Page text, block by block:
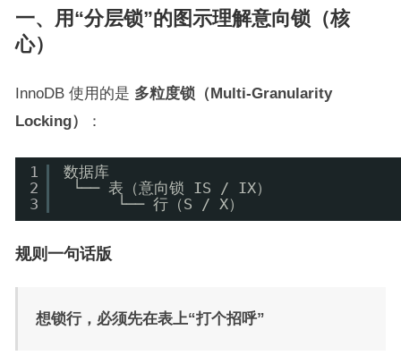
一、用“分层锁”的图示理解意向锁（核
心）
InnoDB 使用的是 多粒度锁（Multi-Granularity
Locking）
：
1
2
3
数据库
└── 表（意向锁 IS / IX）
└── 行（S / X）
规则一句话版
想锁行，必须先在表上“打个招呼”